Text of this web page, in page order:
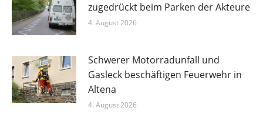
zugedrückt beim Parken der Akteure
4. August 2026
Schwerer Motorradunfall und
Gasleck beschäftigen Feuerwehr in
Altena
4. August 2026